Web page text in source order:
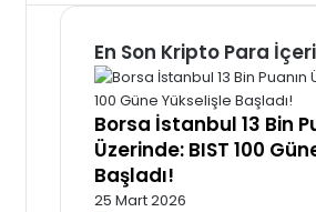
En Son Kripto Para
Borsa İstanbul 13 Bin
Üzerinde: BIST 100
Başladı!
25 Mart 2026